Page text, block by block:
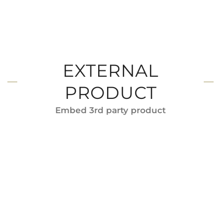
EXTERNAL
PRODUCT
Embed 3rd party product